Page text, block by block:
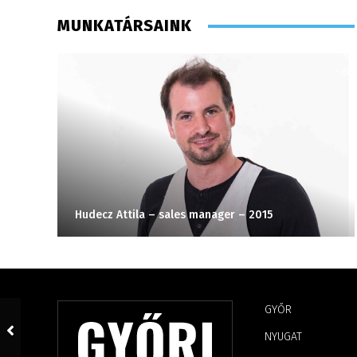
MUNKATÁRSAINK
Hudecz Attila – sales manager – 2015
GYŐR
NYUGAT